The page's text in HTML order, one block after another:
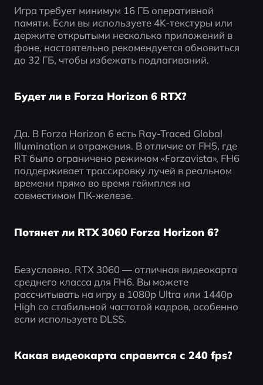
Игра требует минимум 16 ГБ оперативной
памяти. Если вы используете 4K-текстуры или
держите открытыми несколько приложений в
фоне, настоятельно рекомендуется обновиться
до 32 ГБ, чтобы избежать подлагиваний.
Будет ли в Forza Horizon 6 RTX?
Да. В Forza Horizon 6 есть Ray-Traced Global
Illumination и отражения. В отличие от FH5, где
RT было ограничено режимом «Forzavista», FH6
поддерживает трассировку лучей в реальном
времени прямо во время геймплея на
совместимом ПК-железе.
Потянет ли RTX 3060 Forza Horizon 6?
Безусловно. RTX 3060 — отличная видеокарта
среднего класса для FH6. Вы можете
рассчитывать на игру в 1080p Ultra или 1440p
High со стабильной частотой кадров, особенно
если используете DLSS.
Какая видеокарта справится с 240 fps?